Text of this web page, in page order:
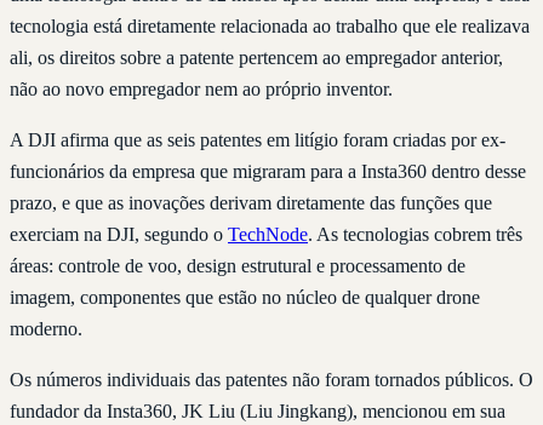
tecnologia está diretamente relacionada ao trabalho que ele realizava
ali, os direitos sobre a patente pertencem ao empregador anterior,
não ao novo empregador nem ao próprio inventor.
A DJI afirma que as seis patentes em litígio foram criadas por ex-
funcionários da empresa que migraram para a Insta360 dentro desse
prazo, e que as inovações derivam diretamente das funções que
exerciam na DJI, segundo o TechNode. As tecnologias cobrem três
áreas: controle de voo, design estrutural e processamento de
imagem, componentes que estão no núcleo de qualquer drone
moderno.
Os números individuais das patentes não foram tornados públicos. O
fundador da Insta360, JK Liu (Liu Jingkang), mencionou em sua